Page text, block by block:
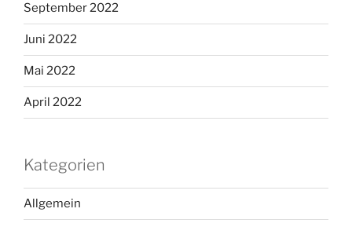
September 2022
Juni 2022
Mai 2022
April 2022
Kategorien
Allgemein